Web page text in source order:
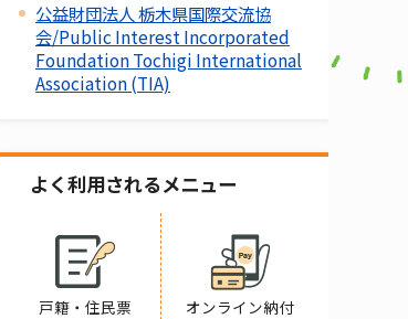
公益財団法人 栃木県国際交流協
会/Public Interest Incorporated
Foundation Tochigi International
Association (TIA)
よく利用されるメニュー
戸籍・住民票 オンライン納付